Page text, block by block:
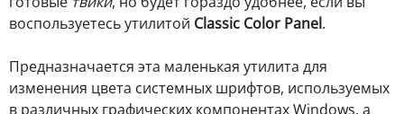
воспользуетесь утилитой Classic Color Panel.
Предназначается эта маленькая утилита для
изменения цвета системных шрифтов, используемых
в различных графических компонентах Windows, а